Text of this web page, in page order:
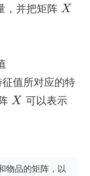
，并把矩阵 X
征值所对应的特
X 可以表示
物品的矩阵，以